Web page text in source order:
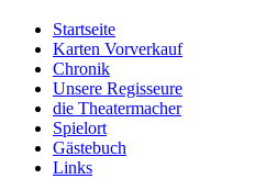
Startseite
Karten Vorverkauf
Chronik
Unsere Regisseure
die Theatermacher
Spielort
Gästebuch
Links